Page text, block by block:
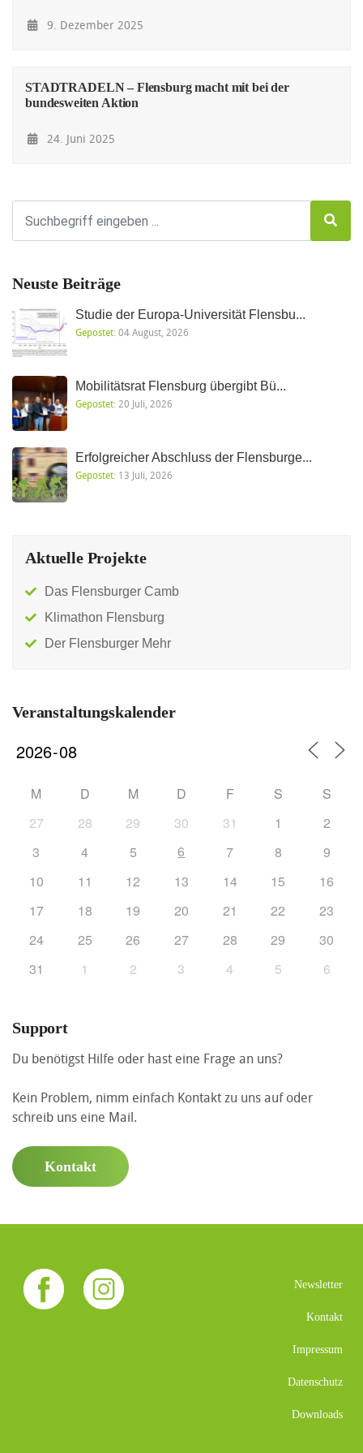
9. Dezember 2025
STADTRADELN – Flensburg macht mit bei der
bundesweiten Aktion
24. Juni 2025
Neuste Beiträge
Studie der Europa-Universität Flensbu...
Gepostet:04 August, 2026
Mobilitätsrat Flensburg übergibt Bü...
Gepostet: 20 Juli, 2026
Erfolgreicher Abschluss der Flensburge...
Gepostet: 13 Juli, 2026
Aktuelle Projekte
Das Flensburger Camb
Klimathon Flensburg
Der Flensburger Mehr
Veranstaltungskalender
M D M D F S
S
27
28 29 30 31 1
2
3
4 5 6 7 8
9
10
11 12 13 14 15
16
17
18 19 20 21 22
23
24
25 26 27 28 29
30
31
1 2 3 4 5 6
Support
Du benötigst Hilfe oder hast eine Frage an uns?
Kein Problem, nimm einfach Kontakt zu uns auf oder
schreib uns eine Mail.
Kontakt
Newsletter
Kontakt
Impressum
Datenschutz
Downloads